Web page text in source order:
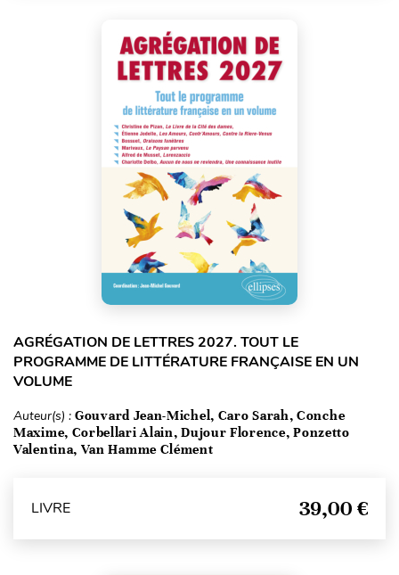
AGRÉGATION DE LETTRES 2027. TOUT LE
PROGRAMME DE LITTÉRATURE FRANÇAISE EN UN
VOLUME
Auteur(s) : Gouvard Jean-Michel, Caro Sarah, Conche
Maxime, Corbellari Alain, Dujour Florence, Ponzetto
Valentina, Van Hamme Clément
LIVRE 39,00 €